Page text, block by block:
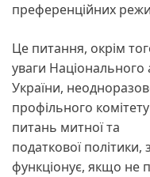
преференційних
Це питання, окрім
уваги
України,
профільного
питань митної та
податкової політики,
функціонує, якщо не